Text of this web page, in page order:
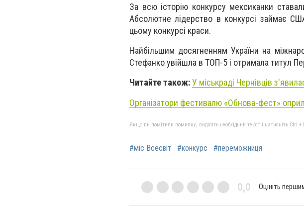
За всю історію конкурсу мексиканки
Абсолютне лідерство в конкурсі займає
цьому конкурсі краси.
Найбільшим досягненням України на
Стефанко увійшла в ТОП-5 і отримала титул
Читайте також:У міськраді Чернівців
Організатори фестивалю «Обнова-фест»
Якщо ви помітили помилку, виділіть необхідний текст і натисніть Ctrl
#міс Всесвіт #конкурс #переможниця
0,0 Оцініть